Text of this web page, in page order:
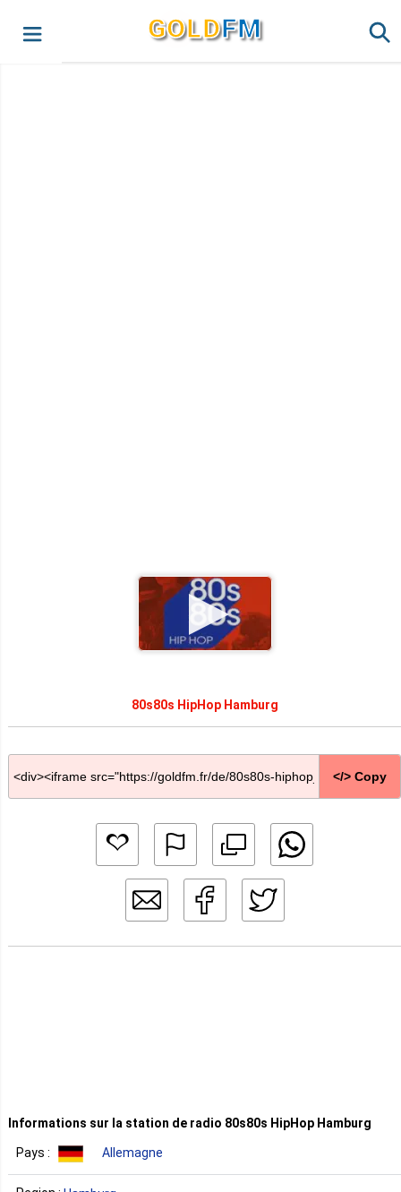
GOLDFM
80s80s HipHop Hamburg
</> Copy
Informations sur la station de radio 80s80s HipHop Hamburg
Pays : Allemagne